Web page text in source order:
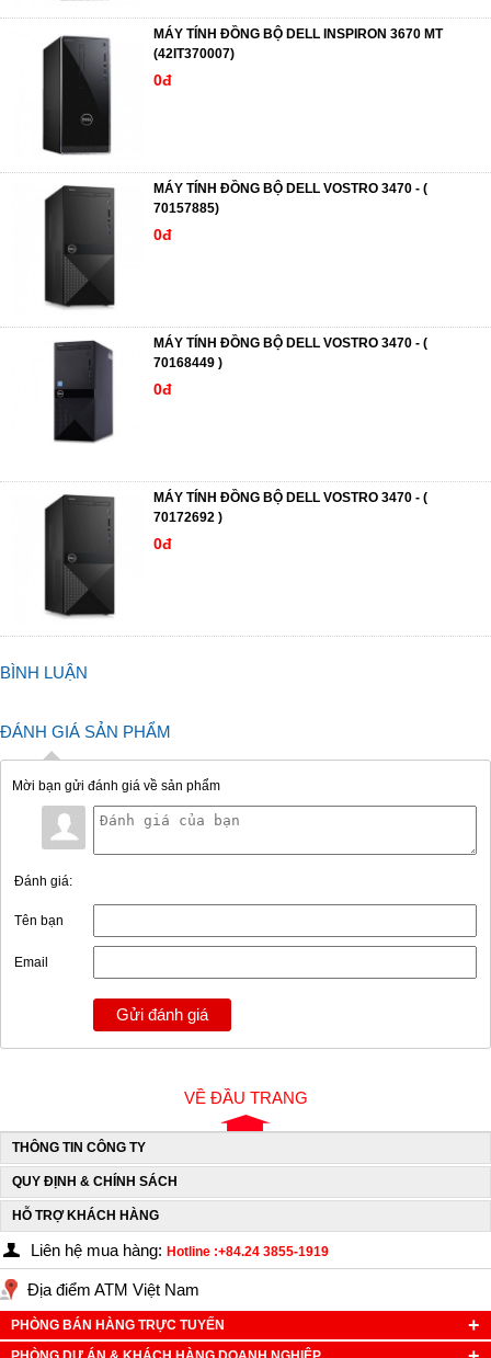
MÁY TÍNH ĐỒNG BỘ DELL INSPIRON 3670 MT
(42IT370007)
0đ
MÁY TÍNH ĐỒNG BỘ DELL VOSTRO 3470 - (
70157885)
0đ
MÁY TÍNH ĐỒNG BỘ DELL VOSTRO 3470 - (
70168449 )
0đ
MÁY TÍNH ĐỒNG BỘ DELL VOSTRO 3470 - (
70172692 )
0đ
BÌNH LUẬN
ĐÁNH GIÁ SẢN PHẨM
Mời bạn gửi đánh giá về sản phẩm
Đánh giá:
Tên bạn
Email
Gửi đánh giá
VỀ ĐẦU TRANG
THÔNG TIN CÔNG TY
QUY ĐỊNH & CHÍNH SÁCH
HỖ TRỢ KHÁCH HÀNG
Liên hệ mua hàng: Hotline :+84.24 3855-1919
Địa điểm ATM Việt Nam
PHÒNG BÁN HÀNG TRỰC TUYẾN